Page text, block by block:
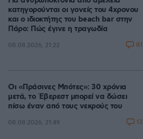
κατηγορούνται οι γονείς του 4χρονου
και ο ιδιοκτήτης του beach bar στην
Πάρο: Πώς έγινε η τραγωδία
08.08.2026, 21:22 81
Οι «Πράσινες Μπότες»: 30 χρόνια
μετά, το Έβερεστ μπορεί να δώσει
πίσω έναν από τους νεκρούς του
08.08.2026, 21:49 13